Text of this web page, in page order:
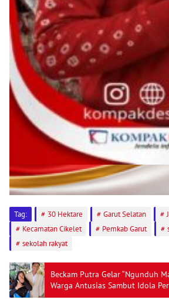
Tag: 30 Hektare Garut Selatan
Kecamatan Cikelet
Pemkab Garut
sekolah rakyat
Beckam Putra Gelar “Ngunduh
Warga Antusias Sambut Idola